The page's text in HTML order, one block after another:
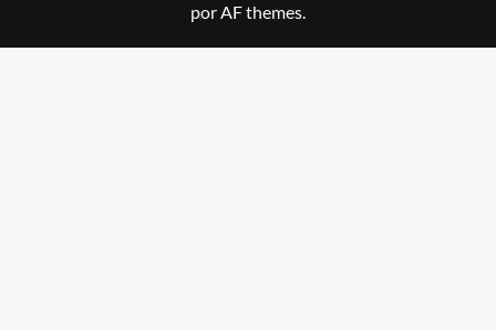
por AF themes.